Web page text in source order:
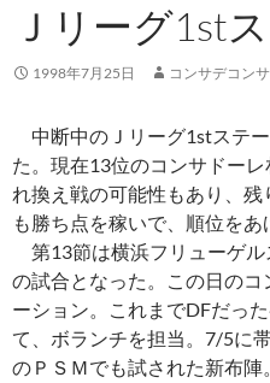
へ
キ
Ｊリーグ1st
1998年7月25日 コンサデコン
中断中のＪリーグ1stステ
た。現在13位のコンサドー
れ換え戦の可能性もあり、
も勝ち点を稼いで、順位をあ
第13節は横浜フリューゲル
の試合となった。この日の
ーション。これまでDFだっ
て、ボランチを担当。7/5に
のＰＳＭでも試された新布